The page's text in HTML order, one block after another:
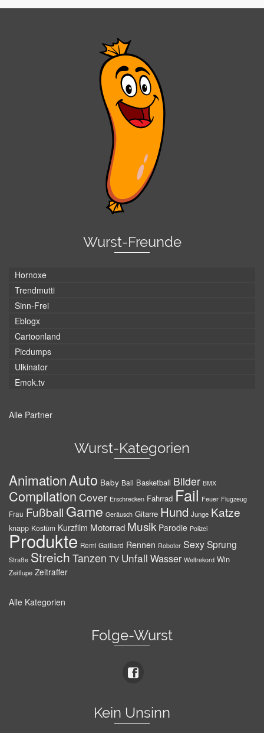
Wurst-Freunde
Hornoxe
Trendmutti
Sinn-Frei
Eblogx
Cartoonland
Picdumps
Ulkinator
Emok.tv
Alle Partner
Wurst-Kategorien
AnimationAuto Baby Ball Basketball Bilder BMX
Compilation Cover Erschrecken Fahrrad Fail Feuer Flugzeug
Frau Fußball Game Geräusch Gitarre Hund Junge Katze
knapp Kostüm Kurzfilm Motorrad Musik Parodie Polizei
Produkte Remi Gaillard Rennen Roboter SexySprung
Straße Streich Tanzen TV Unfall Wasser Weltrekord Win
Zeitlupe Zeitraffer
Alle Kategorien
Folge-Wurst
Kein Unsinn